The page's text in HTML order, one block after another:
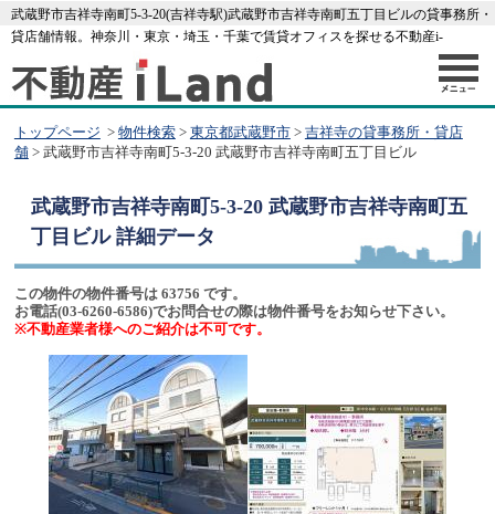
武蔵野市吉祥寺南町5-3-20(吉祥寺駅)武蔵野市吉祥寺南町五丁目ビルの貸事務所・
貸店舗情報。神奈川・東京・埼玉・千葉で賃貸オフィスを探せる不動産i-
トップページ > 物件検索> 東京都武蔵野市> 吉祥寺の貸事務所・貸店
舗> 武蔵野市吉祥寺南町5-3-20 武蔵野市吉祥寺南町五丁目ビル
武蔵野市吉祥寺南町5-3-20 武蔵野市吉祥寺南町五
丁目ビル詳細データ
この物件の物件番号は 63756 です。
お電話(03-6260-6586)でお問合せの際は物件番号をお知らせ下さい。
※不動産業者様へのご紹介は不可です。